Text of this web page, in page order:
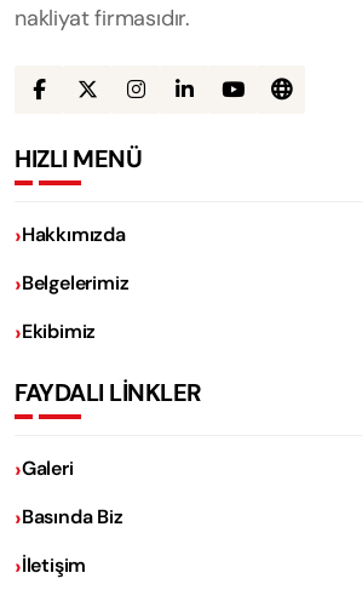
nakliyat firmasıdır.
HIZLI MENÜ
Hakkımızda
Belgelerimiz
Ekibimiz
FAYDALI LİNKLER
Galeri
Basında Biz
İletişim